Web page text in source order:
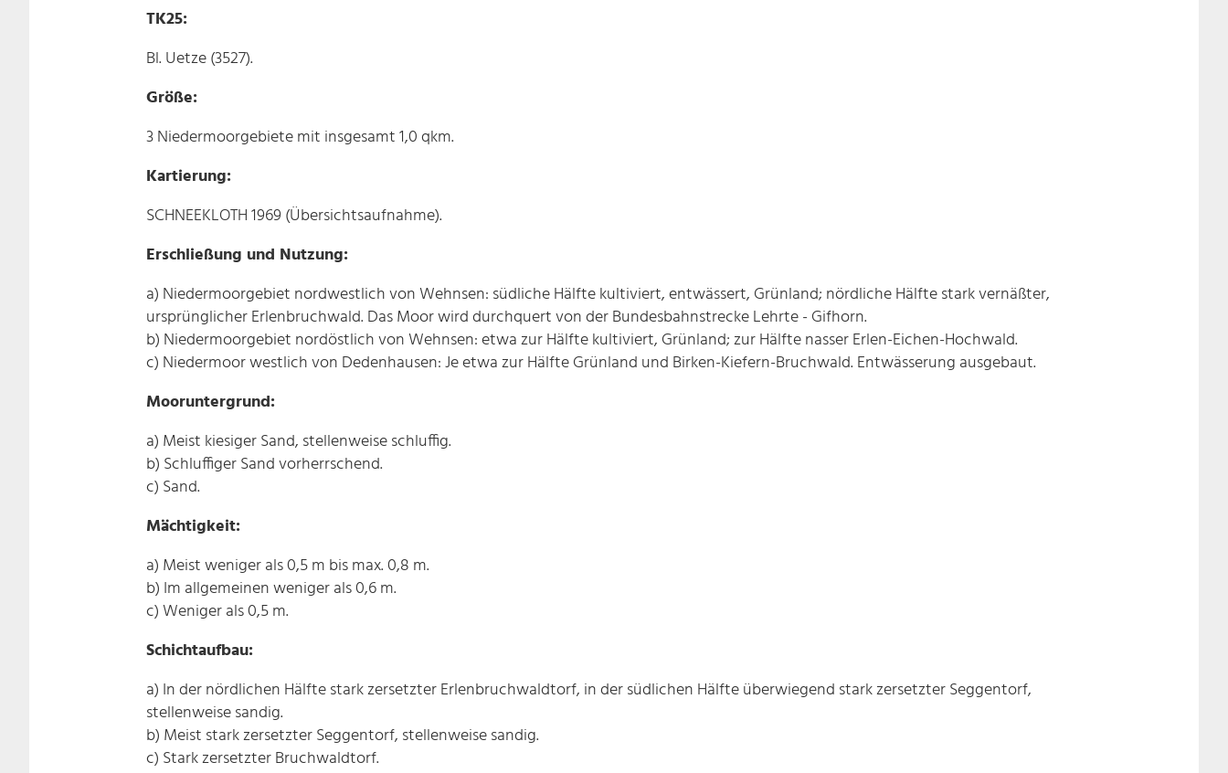
TK25:
Bl. Uetze (3527).
Größe:
3 Niedermoorgebiete mit insgesamt 1,0 qkm.
Kartierung:
SCHNEEKLOTH 1969 (Übersichtsaufnahme).
Erschließung und Nutzung:
a) Niedermoorgebiet nordwestlich von Wehnsen: südliche Hälfte kultiviert, entwässert, Grünland; nördliche Hälfte stark vernäßter,
ursprünglicher Erlenbruchwald. Das Moor wird durchquert von der Bundesbahnstrecke Lehrte - Gifhorn.
b) Niedermoorgebiet nordöstlich von Wehnsen: etwa zur Hälfte kultiviert, Grünland; zur Hälfte nasser Erlen-Eichen-Hochwald.
c) Niedermoor westlich von Dedenhausen: Je etwa zur Hälfte Grünland und Birken-Kiefern-Bruchwald. Entwässerung ausgebaut.
Mooruntergrund:
a) Meist kiesiger Sand, stellenweise schluffig.
b) Schluffiger Sand vorherrschend.
c) Sand.
Mächtigkeit:
a) Meist weniger als 0,5 m bis max. 0,8 m.
b) Im allgemeinen weniger als 0,6 m.
c) Weniger als 0,5 m.
Schichtaufbau:
a) In der nördlichen Hälfte stark zersetzter Erlenbruchwaldtorf, in der südlichen Hälfte überwiegend stark zersetzter Seggentorf,
stellenweise sandig.
b) Meist stark zersetzter Seggentorf, stellenweise sandig.
c) Stark zersetzter Bruchwaldtorf.